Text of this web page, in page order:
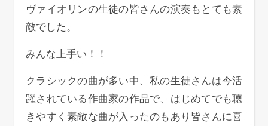
ヴァイオリンの生徒の皆さんの演奏もとても素
敵でした。
みんな上手い！！
クラシックの曲が多い中、私の生徒さんは今活
躍されている作曲家の作品で、はじめてでも聴
きやすく素敵な曲が入ったのもあり皆さんに喜